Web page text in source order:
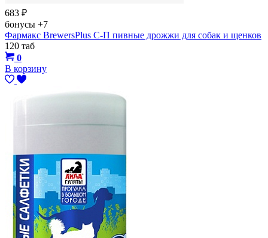
683 ₽
бонусы +7
Фармакс BrewersPlus С-П пивные дрожжи для собак и щенков
120 таб
0
В корзину